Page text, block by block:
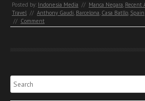
Posted by: Indonesia Media // Manca Negara, Recent
Travel // Anthony Gaudi, Barcelona, Casa Batllo, Spain
// Comment
Search